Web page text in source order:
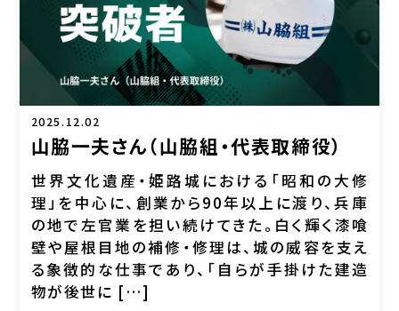
2025.12.02
山脇一夫さん（山脇組・代表取締役）
世界文化遺産・姫路城における「昭和の大修
理」を中心に、創業から90年以上に渡り、兵庫
の地で左官業を担い続けてきた。白く輝く漆喰
壁や屋根目地の補修・修理は、城の威容を支え
る象徴的な仕事であり、「自らが手掛けた建造
物が後世に […]